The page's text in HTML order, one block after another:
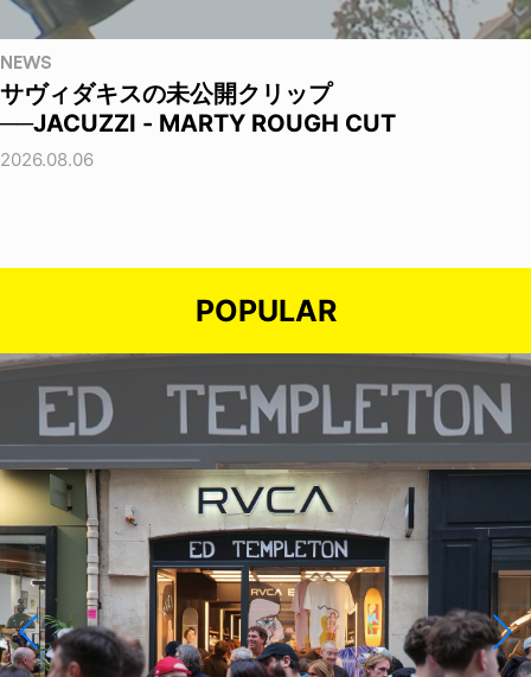
NEWS
サヴィダキスの未公開クリップ
──JACUZZI - MARTY ROUGH CUT
2026.08.06
POPULAR